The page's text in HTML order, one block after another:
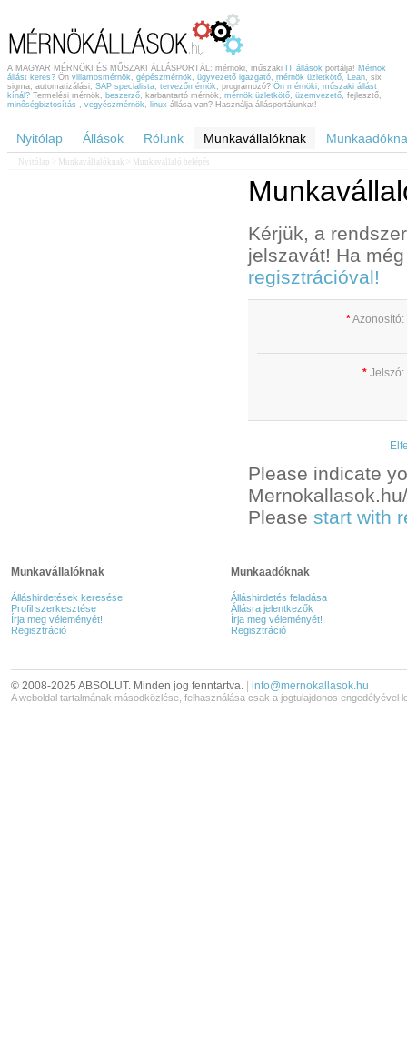
A MAGYAR MÉRNÖKI ÉS MŰSZAKI ÁLLÁSPORTÁL: mérnöki, műszaki IT állások portálja! Mérnök
állást keres? Ön villamosmérnök, gépészmérnök, ügyvezető igazgató, mérnök üzletkötő, Lean, six
sigma, automatizálási, SAP specialista, tervezőmérnök, programozó? Ön mérnöki, műszaki állást
kínál? Termelési mérnök, beszerző, karbantartó mérnök, mérnök üzletkötő, üzemvezető, fejlesztő,
minőségbiztosítás , vegyészmérnök, linux állása van? Használja állásportálunkat!
Nyitólap Állások Rólunk Munkavállalóknak
Nyitólap Munkavállalóknak > Munkavállaló belépés
Kérjük, a
jelszavát! Ha
regisztrációval!
*Azonosító:
* Jelszó:
Please indicate
Please start with
Munkavállalóknak
Álláshirdetések keresése
Profil szerkesztése
Írja meg véleményét!
Regisztráció
Munkaadóknak
Álláshirdetés feladása
Állásra jelentkezők
Írja meg véleményét!
Regisztráció
© 2008-2025 ABSOLUT. Minden jog fenntartva. info@mernokallasok.hu
A weboldal tartalmának másodközlése, felhasználása csak a jogtulajdonos engedélyével